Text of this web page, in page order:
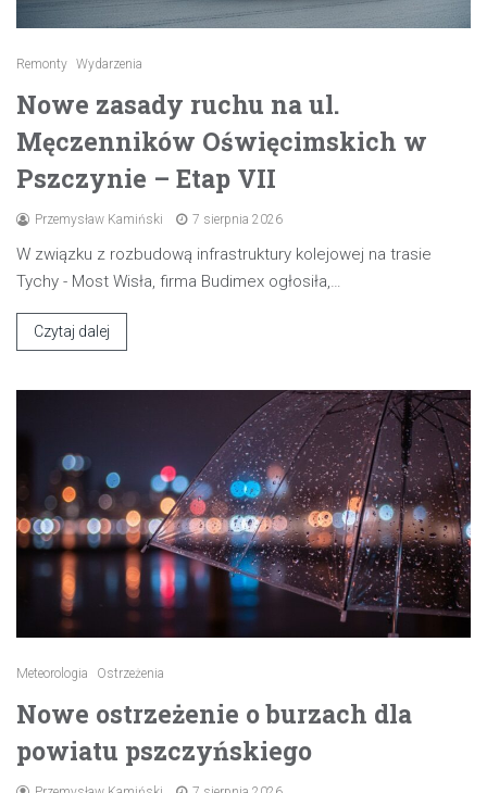
Remonty Wydarzenia
Nowe zasady ruchu na ul.
Męczenników Oświęcimskich w
Pszczynie – Etap VII
Przemysław Kamiński 7 sierpnia 2026
W związku z rozbudową infrastruktury kolejowej na trasie
Tychy - Most Wisła, firma Budimex ogłosiła,…
Czytaj dalej
Meteorologia Ostrzeżenia
Nowe ostrzeżenie o burzach dla
powiatu pszczyńskiego